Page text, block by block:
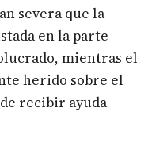
severa que la
en la parte
mientras el
herido sobre el
recibir ayuda